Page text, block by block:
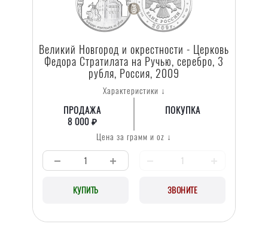
Великий Новгород и окрестности - Церковь
Федора Стратилата на Ручью, серебро, 3
рубля, Россия, 2009
Характеристики ↓
ПРОДАЖА
8 000 ₽
ПОКУПКА
Цена за грамм и oz ↓
КУПИТЬ ЗВОНИТЕ